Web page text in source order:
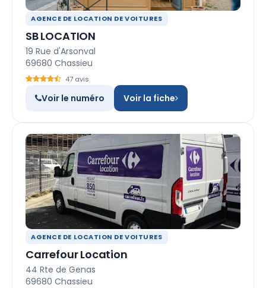
AGENCE DE LOCATION DE VOITURES
SB LOCATION
19 Rue d'Arsonval
69680 Chassieu
47 avis
Voir le numéro Voir la fiche
AGENCE DE LOCATION DE VOITURES
Carrefour Location
44 Rte de Genas
69680 Chassieu